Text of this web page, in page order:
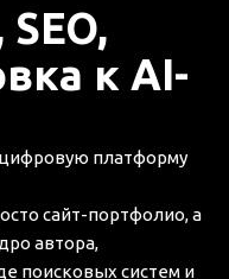
к AI-
платформу
сайт-портфолио, а
автора,
поисковых систем и